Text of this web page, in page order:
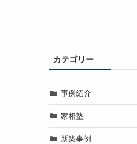
カテゴリー
事例紹介
家相塾
新築事例